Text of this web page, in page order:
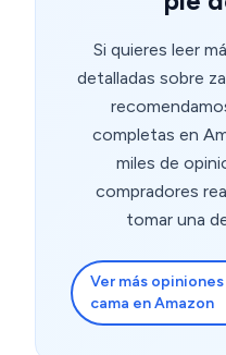
Si quieres leer
detalladas sobre
completas en
miles de
compradores
tomar una
Ver más
cama en Amazon